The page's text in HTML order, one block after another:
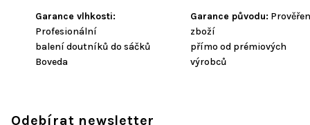
Garance vlhkosti:
Profesionální
balení doutníků do sáčků
Boveda
Garance původu:
zboží
přímo od prémiových
výrobců
Odebírat newsletter